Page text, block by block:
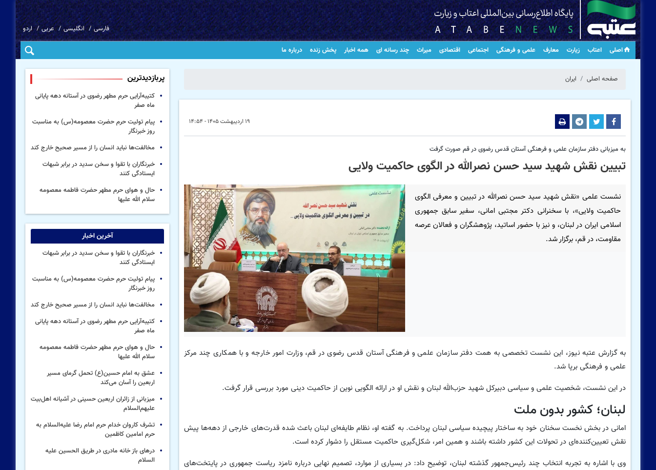
فارسی انگلیسی عربی اردو
اصلی اعتاب زیارت معارف علمی و فرهنگی اجتماعی اقتصادی میراث چند رسانه ای همه اخبار پخش زنده درباره ما
صفحه اصلی ایران
۱۹ اردیبهشت ۱۴۰۵ - ۱۴:۵۴
به میزبانی دفتر سازمان علمی و فرهنگی آستان قدس رضوی در قم صورت گرفت
تبیین نقش شهید سید حسن نصرالله در الگوی حاکمیت ولایی
نشست علمی «نقش شهید سید حسن نصرالله در تبیین و معرفی الگوی
حاکمیت ولایی»، با سخنرانی دکتر مجتبی امانی، سفیر سابق جمهوری
اسلامی ایران در لبنان، و نیز با حضور اساتید، پژوهشگران و فعالان عرصه
مقاومت، در قم، برگزار شد.
به گزارش عتبه نیوز، این نشست تخصصی به همت دفتر سازمان علمی و فرهنگی آستان قدس رضوی در قم، وزارت امور خارجه و با همکاری چند مرکز
علمی و فرهنگی برپا شد.
در این نشست، شخصیت علمی و سیاسی دبیرکل شهید حزب‌الله لبنان و نقش او در ارائه الگویی نوین از حاکمیت دینی مورد بررسی قرار گرفت.
لبنان؛ کشور بدون ملت
امانی در بخش نخست سخنان خود به ساختار پیچیده سیاسی لبنان پرداخت. به گفته او، نظام طایفه‌ای لبنان باعث شده قدرت‌های خارجی از دهه‌ها پیش
نقش تعیین‌کننده‌ای در تحولات این کشور داشته باشند و همین امر، شکل‌گیری حاکمیت مستقل را دشوار کرده است.
وی با اشاره به تجربه انتخاب چند رئیس‌جمهور گذشته لبنان، توضیح داد: در بسیاری از موارد، تصمیم نهایی درباره نامزد ریاست جمهوری در پایتخت‌های
پربازدیدترین
کتیبه‌آرایی حرم مطهر رضوی در آستانه دهه پایانی
ماه صفر
پیام تولیت حرم حضرت معصومه(س) به مناسبت
روز خبرنگار
مخالفت‌ها نباید انسان را از مسیر صحیح خارج کند
خبرنگاران با تقوا و سخن سدید در برابر شبهات
ایستادگی کنند
حال و هوای حرم مطهر حضرت فاطمه معصومه
سلام الله علیها
آخرین اخبار
خبرنگاران با تقوا و سخن سدید در برابر شبهات
ایستادگی کنند
پیام تولیت حرم حضرت معصومه(س) به مناسبت
روز خبرنگار
مخالفت‌ها نباید انسان را از مسیر صحیح خارج کند
کتیبه‌آرایی حرم مطهر رضوی در آستانه دهه پایانی
ماه صفر
حال و هوای حرم مطهر حضرت فاطمه معصومه
سلام الله علیها
عشق به امام حسین(ع) تحمل گرمای مسیر
اربعین را آسان می‌کند
میزبانی از زائران اربعین حسینی در آشیانه اهل‌بیت
علیهم‌السلام
تشرف کاروان خدام حرم امام رضا علیه‌السلام به
حرم امامین کاظمین
درهای باز خانه مادری در طریق الحسین علیه
السلام